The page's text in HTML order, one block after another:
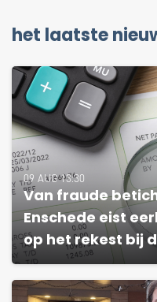
het laatste
09 AUG 13:30
Van fraude
Enschede eist
op het rekest bij